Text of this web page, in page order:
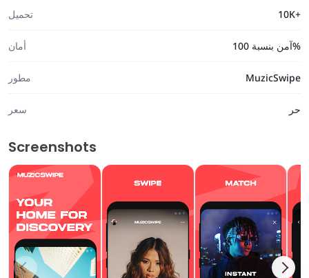
تحميل 10K+
أمان آمن بنسبة 100%
مطور MuzicSwipe
سعر حر
Screenshots